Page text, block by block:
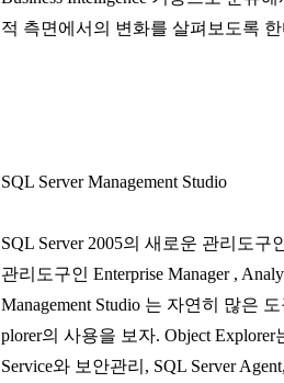
적 측면에서의 변화를 살펴보도록 한
SQL Server Management Studio
SQL Server 2005의 새로운 관리도구
관리도구인 Enterprise Manager ,
Management Studio 는 자연히 많은
plorer의 사용을 보자. Object Explorer
Service와 보안관리, SQL Server